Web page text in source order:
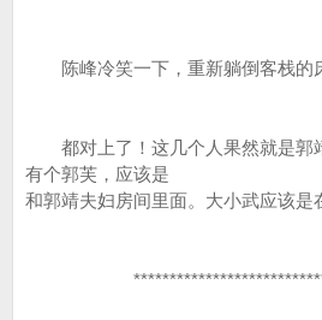
陈峰冷笑一下，重新躺倒客栈的
都对上了！这几个人果然就是郭
有个郭芙，应该是
和郭靖夫妇房间里面。大小武应该是